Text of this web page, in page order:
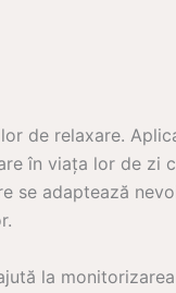
de relaxare.
în viața lor de zi
se adaptează
la